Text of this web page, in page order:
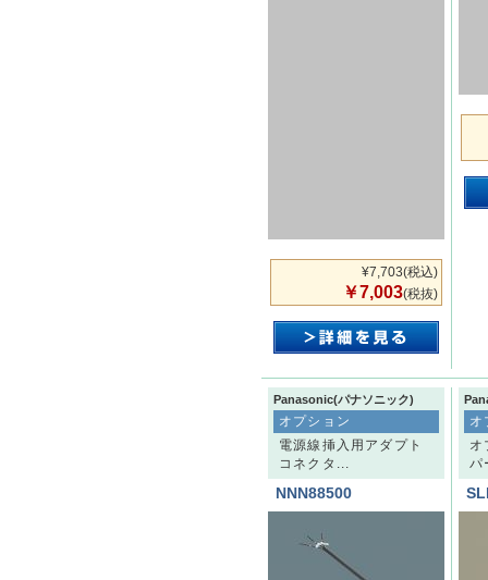
¥7,703(税込)
￥7,003(税抜)
Panasonic(パナソニック)
オプション
電源線挿入用アダプト
コネクタ...
NNN88500
オ
パ